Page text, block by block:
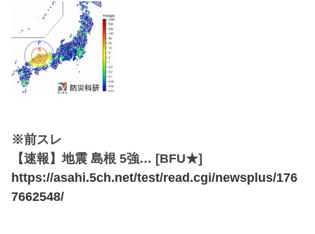
※前スレ
【速報】地震 島根 5強… [BFU★]
https://asahi.5ch.net/test/read.cgi/newsplus/176
7662548/